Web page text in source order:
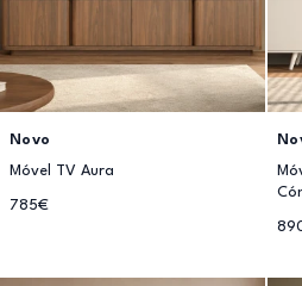
Novo
Móvel TV Aura
785€